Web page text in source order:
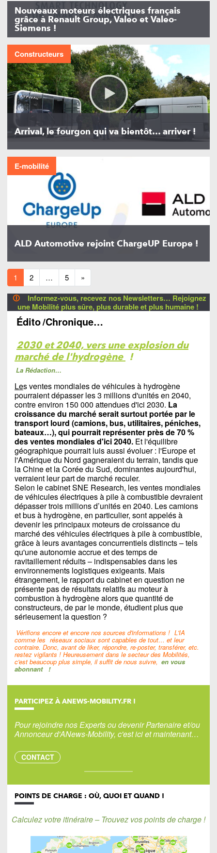
Nouveaux moteurs électriques français
grâce à Renault Group, Valeo et Valeo-
Siemens !
Constructeurs
Arrival, le fourgon qui va bientôt… arriver !
E-mobilité
ALD Automotive rejoint ChargeUP Europe !
1 2 … 5 »
🛈
Informez-vous, recevez nos Newsletters… Rejoignez
une Mobilité plus sûre, plus durable et plus humaine !
Édito/Chronique…
2030 et 2040, vers une explosion du
marché de l'hydrogène !
La Rédaction…
Les ventes mondiales de véhicules à hydrogène
pourraient dépasser les 3 millions d'unités en 2040,
contre environ 150 000 attendues d'ici 2030. La
croissance du marché serait surtout portée par le
transport lourd (camions, bus, utilitaires, péniches,
bateaux…), qui pourrait représenter près de 70 %
des ventes mondiales d'ici 2040. Et l'équilibre
géographique pourrait luis aussi évoluer : l'Europe et
l'Amérique du Nord gagneraient du terrain, tandis que
la Chine et la Corée du Sud, dominantes aujourd'hui,
verraient leur part de marché reculer.
Selon le cabinet SNE Research, les ventes mondiales
de véhicules électriques à pile à combustible devraient
dépasser trois millions d’unités en 2040. Les camions
et bus à hydrogène, en particulier, sont appelés à
devenir les principaux moteurs de croissance du
marché des véhicules électriques à pile à combustible,
grâce à leurs avantages concurrentiels distincts – tels
qu'une autonomie accrue et des temps de
ravitaillement réduits – indispensables dans les
environnements logistiques exigeants. Mais
étrangement, le rapport du cabinet en question ne
présente pas de résultats relatifs au moteur à
combustion à hydrogène alors que quantité de
constructeurs, de par le monde, étudient plus que
sérieusement la question ?
Vérifions encore et encore nos sources d'informations ! L'IA
comme les réseaux sociaux sont capables de tout… et leur
contraire. Donc, avant de liker, répondre, re-poster, transférer, etc.
restez vigilants ! Heureusement dans le secteur des Mobilités,
c'est beaucoup plus simple, il suffit de nous suivre, en vous
abonnant !
PARTICIPEZ À ANEWS-MOBILITY.FR !
Pour rejoindre nos Experts ou devenir Partenaire et/ou
Annonceur d'ANews-Mobility, c'est ici et maintenant…
CONTACT
POINTS DE CHARGE : OÙ, QUOI ET QUAND !
Calculez votre itinéraire – Trouvez vos points de charge !